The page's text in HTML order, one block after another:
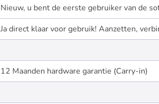
Nieuw, u bent de eerste gebruiker van de
Ja direct klaar voor gebruik! Aanzetten,
12 Maanden hardware garantie (Carry-in)